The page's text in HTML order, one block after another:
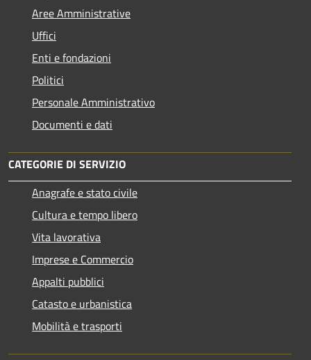
Aree Amministrative
Uffici
Enti e fondazioni
Politici
Personale Amministrativo
Documenti e dati
CATEGORIE DI SERVIZIO
Anagrafe e stato civile
Cultura e tempo libero
Vita lavorativa
Imprese e Commercio
Appalti pubblici
Catasto e urbanistica
Mobilità e trasporti